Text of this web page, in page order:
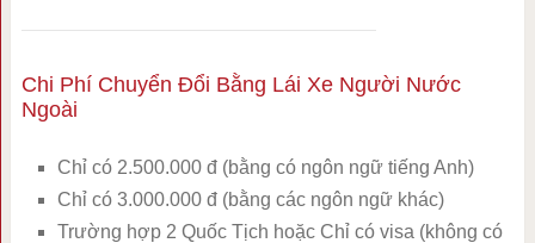
Chi Phí Chuyển Đổi Bằng Lái Xe Người Nước
Ngoài
Chỉ có 2.500.000 đ (bằng có ngôn ngữ tiếng Anh)
Chỉ có 3.000.000 đ (bằng các ngôn ngữ khác)
Trường hợp 2 Quốc Tịch hoặc Chỉ có visa (không có